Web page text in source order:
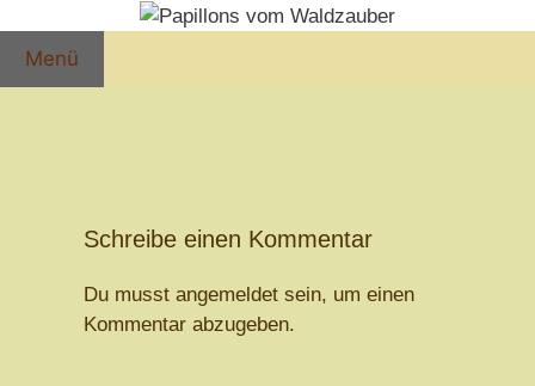
springen
Menü
Schreibe einen Kommentar
Du musst angemeldet sein, um einen
Kommentar abzugeben.